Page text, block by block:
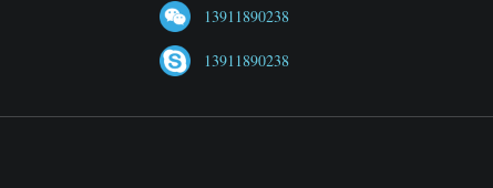
13911890238
13911890238